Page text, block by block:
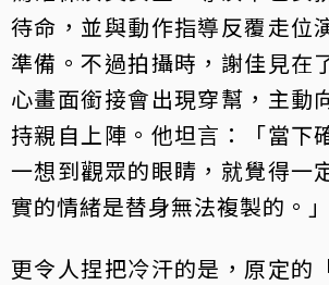
待命，並與動作指導反覆走位
準備。不過拍攝時，謝佳見在
心畫面銜接會出現穿幫，主動
持親自上陣。他坦言：「當下
一想到觀眾的眼睛，就覺得一
實的情緒是替身無法複製的。」
更令人捏把冷汗的是，原定的